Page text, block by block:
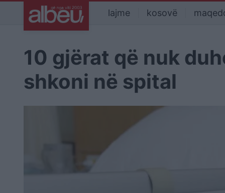
lajme kosovë
10 gjërat që nuk
shkoni në spital